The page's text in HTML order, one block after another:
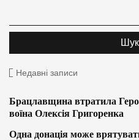
Недавні записи
Брацлавщина втратила
воїна Олексія Григоренка
Одна донація може